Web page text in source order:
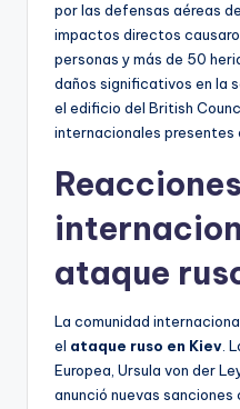
por las defensas aéreas
impactos directos
personas y más de 50
daños significativos en la
el edificio del British
internacionales presentes
Reacciones
ataque
La comunidad
el ataque ruso en Kiev.
Europea, Ursula von der
anunció nuevas sanciones